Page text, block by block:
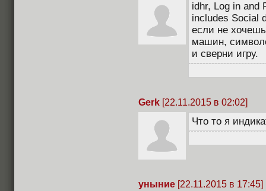
idhr, Log in and
includes Social
если не
машин,
и сверни игру.
Gerk [22.11.2015 в 02:02]
Что то я
уныние [22.11.2015 в 17:45]